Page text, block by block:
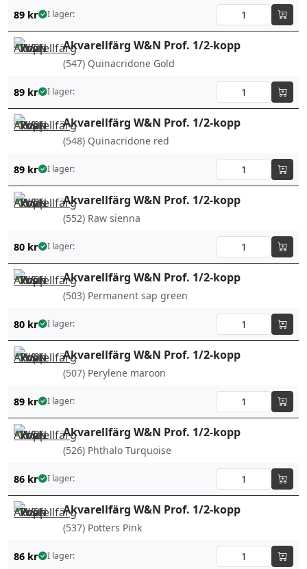
89 kr I lager:
Akvarellfärg W&N Prof. 1/2-kopp
(547) Quinacridone Gold
89 kr I lager:
Akvarellfärg W&N Prof. 1/2-kopp
(548) Quinacridone red
89 kr I lager:
Akvarellfärg W&N Prof. 1/2-kopp
(552) Raw sienna
80 kr I lager:
Akvarellfärg W&N Prof. 1/2-kopp
(503) Permanent sap green
80 kr I lager:
Akvarellfärg W&N Prof. 1/2-kopp
(507) Perylene maroon
89 kr I lager:
Akvarellfärg W&N Prof. 1/2-kopp
(526) Phthalo Turquoise
86 kr I lager:
Akvarellfärg W&N Prof. 1/2-kopp
(537) Potters Pink
86 kr I lager: